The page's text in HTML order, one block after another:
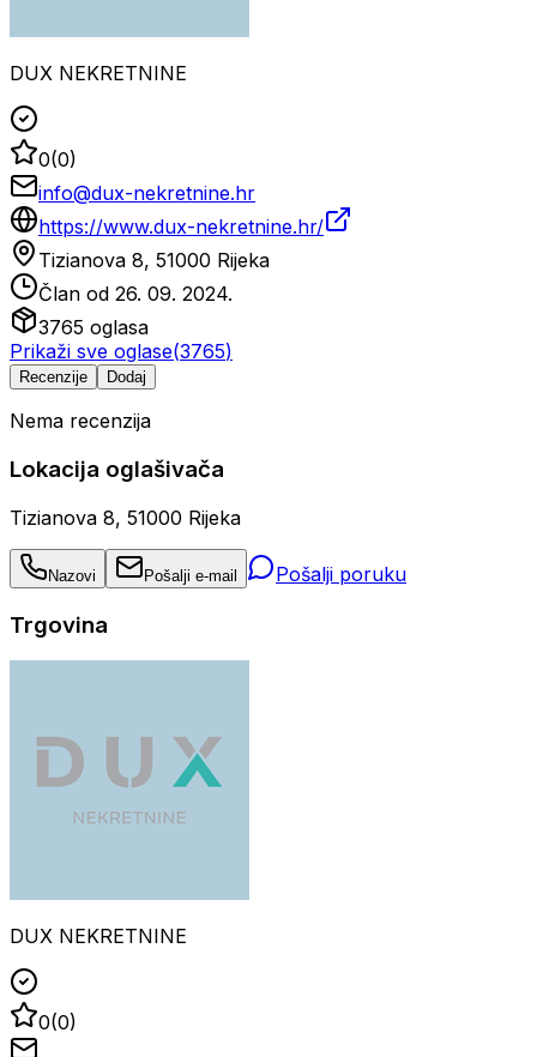
DUX NEKRETNINE
0(0)
info@dux-nekretnine.hr
https://www.dux-nekretnine.hr/
Tizianova 8, 51000 Rijeka
Član od 26. 09. 2024.
3765 oglasa
Prikaži sve oglase(3765)
Recenzije Dodaj
Nema recenzija
Lokacija oglašivača
Tizianova 8, 51000 Rijeka
Nazovi Pošalji e-mail Pošalji poruku
Trgovina
DUX NEKRETNINE
0(0)